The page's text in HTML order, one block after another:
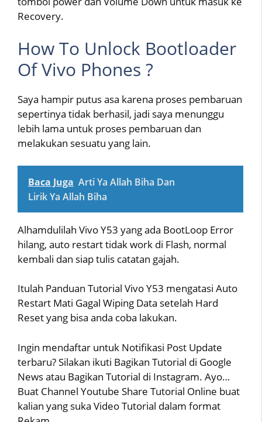
Recovery.
How To Unlock Bootloader
Of Vivo Phones ?
Saya hampir putus asa karena proses pembaruan
sepertinya tidak berhasil, jadi saya menunggu
lebih lama untuk proses pembaruan dan
melakukan sesuatu yang lain.
Baca Juga Arti Ya Allah Biha Dan
Lirik Ya Allah Biha
Alhamdulilah Vivo Y53 yang ada BootLoop Error
hilang, auto restart tidak work di Flash, normal
kembali dan siap tulis catatan gajah.
Itulah Panduan Tutorial Vivo Y53 mengatasi Auto
Restart Mati Gagal Wiping Data setelah Hard
Reset yang bisa anda coba lakukan.
Ingin mendaftar untuk Notifikasi Post Update
terbaru? Silakan ikuti Bagikan Tutorial di Google
News atau Bagikan Tutorial di Instagram. Ayo…
Buat Channel Youtube Share Tutorial Online buat
kalian yang suka Video Tutorial dalam format